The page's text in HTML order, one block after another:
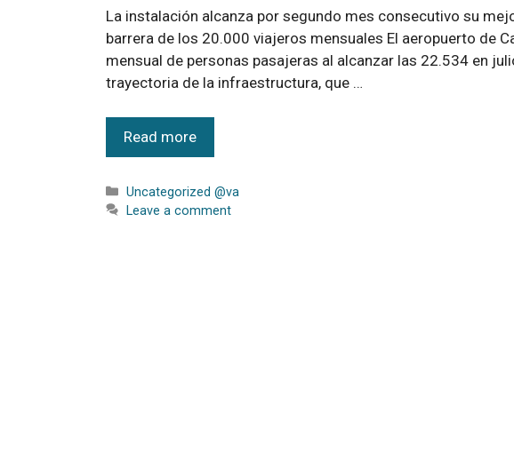
La instalación alcanza por segundo mes consecutivo su
barrera de los 20.000 viajeros mensuales El aeropuerto de
mensual de personas pasajeras al alcanzar las 22.534 en
trayectoria de la infraestructura, que …
Read more
Uncategorized @va
Leave a comment